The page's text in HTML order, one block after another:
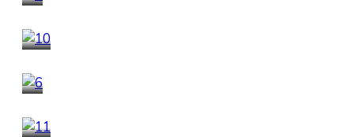
Business
Culture